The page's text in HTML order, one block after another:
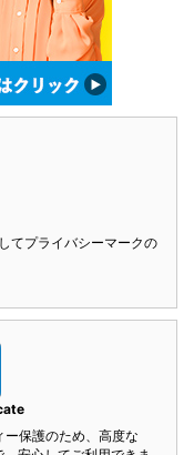
てプライバシーマークの
保護のため、高度な